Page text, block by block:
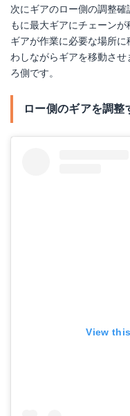
次にギアのロー側の調整
もに最大ギアにチェーンが
ギアが作業に必要な場所
わしながらギアを移動さ
ろ側です。
ロー側のギアを調整
View